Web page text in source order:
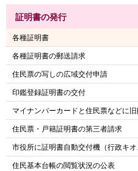
証明書の発行
各種証明書
各種証明書の郵送請求
住民票の写しの広域交付申請
印鑑登録証明書の交付
マイナンバーカードと住民票などに
住民票・戸籍証明書の第三者請求
市役所に証明書自動交付機（行政キ
住民基本台帳の閲覧状況の公表